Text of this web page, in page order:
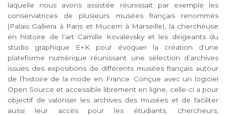
laquelle nous avons assistée réunissait par exemple les
conservatrices de plusieurs musées français renommés
(Palais Galliera à Paris et Mucem à Marseille), la chercheuse
en histoire de l’art Camille Kovalevsky et les dirigeants du
studio graphique E+K pour évoquer la création d’une
plateforme numérique réunissant une sélection d’archives
issues des expositions de différents musées français autour
de l’histoire de la mode en France. Conçue avec un logiciel
Open Source et accessible librement en ligne, celle-ci a pour
objectif de valoriser les archives des musées et de faciliter
aussi leur accès pour les étudiants, chercheurs,